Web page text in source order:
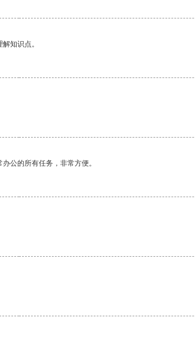
知识点。
公的所有任务，非常方便。